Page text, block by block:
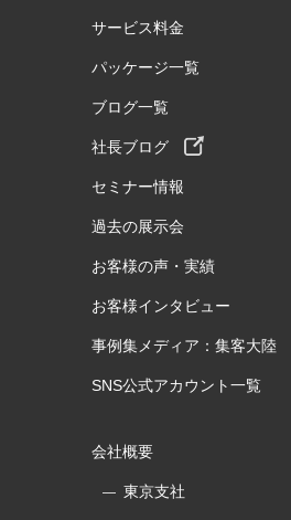
サービス料金
パッケージ一覧
ブログ一覧
社長ブログ
セミナー情報
過去の展示会
お客様の声・実績
お客様インタビュー
事例集メディア：集客大陸
SNS公式アカウント一覧
会社概要
東京支社